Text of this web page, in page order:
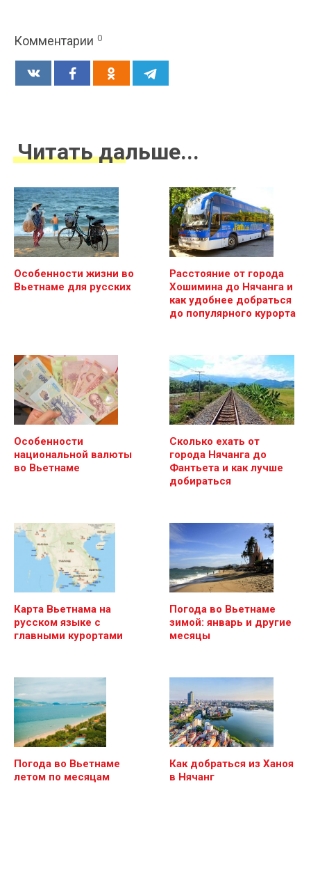
Комментарии 0
Читать дальше...
Особенности жизни во
Вьетнаме для русских
Расстояние от города
Хошимина до Нячанга и
как удобнее добраться
до популярного курорта
Особенности
национальной валюты
во Вьетнаме
Сколько ехать от
города Нячанга до
Фантьета и как лучше
добираться
Карта Вьетнама на
русском языке с
главными курортами
Погода во Вьетнаме
зимой: январь и другие
месяцы
Погода во Вьетнаме
летом по месяцам
Как добраться из Ханоя
в Нячанг